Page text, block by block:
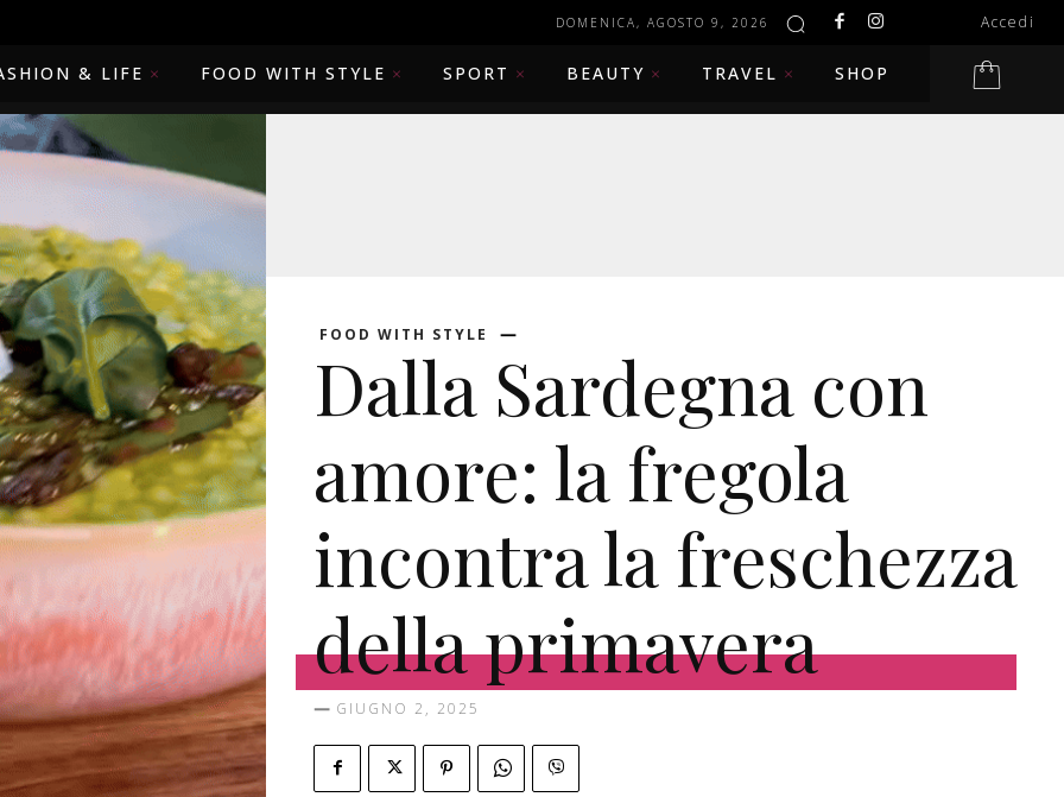
DOMENICA, AGOSTO 9, 2026 Accedi
& LIFE FOOD WITH STYLE SPORT BEAUTY TRAVEL SHOP
FOOD WITH STYLE
Dalla Sardegna con
amore: la fregola
incontra la freschezza
della primavera
GIUGNO 2, 2025